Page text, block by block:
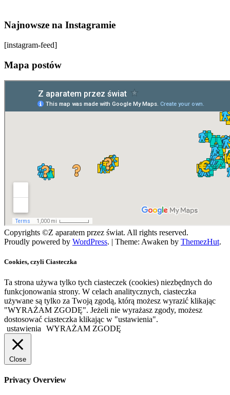
Najnowsze na Instagramie
[instagram-feed]
Mapa postów
Copyrights ©Z aparatem przez świat. All rights reserved.
Proudly powered by WordPress. | Theme: Awaken by ThemezHut.
Cookies, czyli Ciasteczka
Ta strona używa tylko tych ciasteczek (cookies) niezbędnych do
funkcjonowania strony. W celach analitycznych, ciasteczka
używane są tylko za Twoją zgodą, którą możesz wyrazić klikając
"WYRAŻAM ZGODĘ". Jeżeli nie wyrażasz zgody, możesz
dostosować ciasteczka klikając w "ustawienia".
ustawienia
WYRAŻAM ZGODĘ
Close
Privacy Overview